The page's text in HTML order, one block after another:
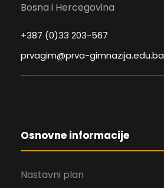
Bosna i Hercegovina
+387 (0)33 203-567
prvagim@prva-gimnazija.edu.ba
Osnovne informacije
Nastavni plan